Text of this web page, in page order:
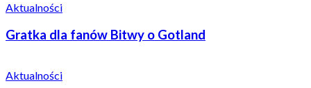
Aktualności
Gratka dla fanów Bitwy o Gotland
Aktualności